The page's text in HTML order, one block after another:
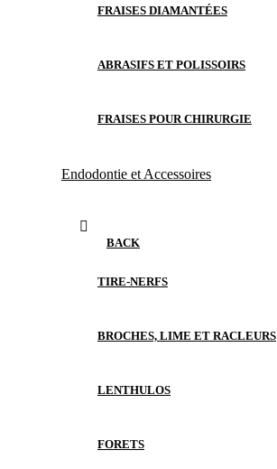
FRAISES DIAMANTÉES
ABRASIFS ET POLISSOIRS
FRAISES POUR CHIRURGIE
Endodontie et Accessoires
BACK
TIRE-NERFS
BROCHES, LIME ET RACLEURS
LENTHULOS
FORETS